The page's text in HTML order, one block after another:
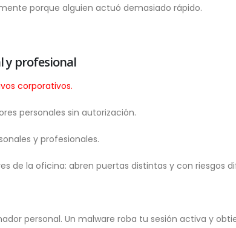
porque alguien actuó demasiado rápido.
y profesional
corporativos.
personales sin autorización.
y profesionales.
de la oficina: abren puertas distintas y con riesgos
personal. Un malware roba tu sesión activa y